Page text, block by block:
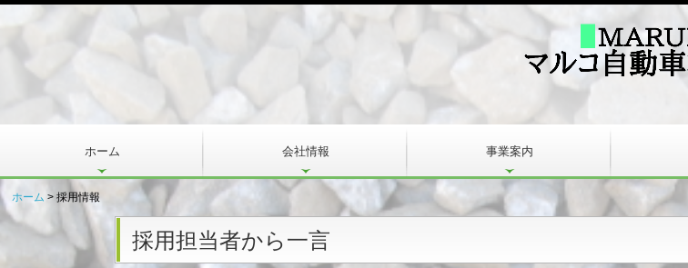
ホーム 会社情報 事業案内
緑化事業のご紹介
樋橋竣工式
ホーム 採用情報
採用担当者から一言